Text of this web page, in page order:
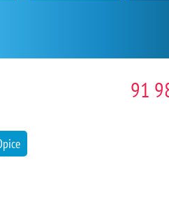
91